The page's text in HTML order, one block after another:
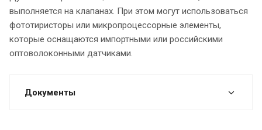
выполняется на клапанах. При этом могут использоваться
фототиристоры или микропроцессорные элементы,
которые оснащаются импортными или российскими
оптоволоконными датчиками.
Документы